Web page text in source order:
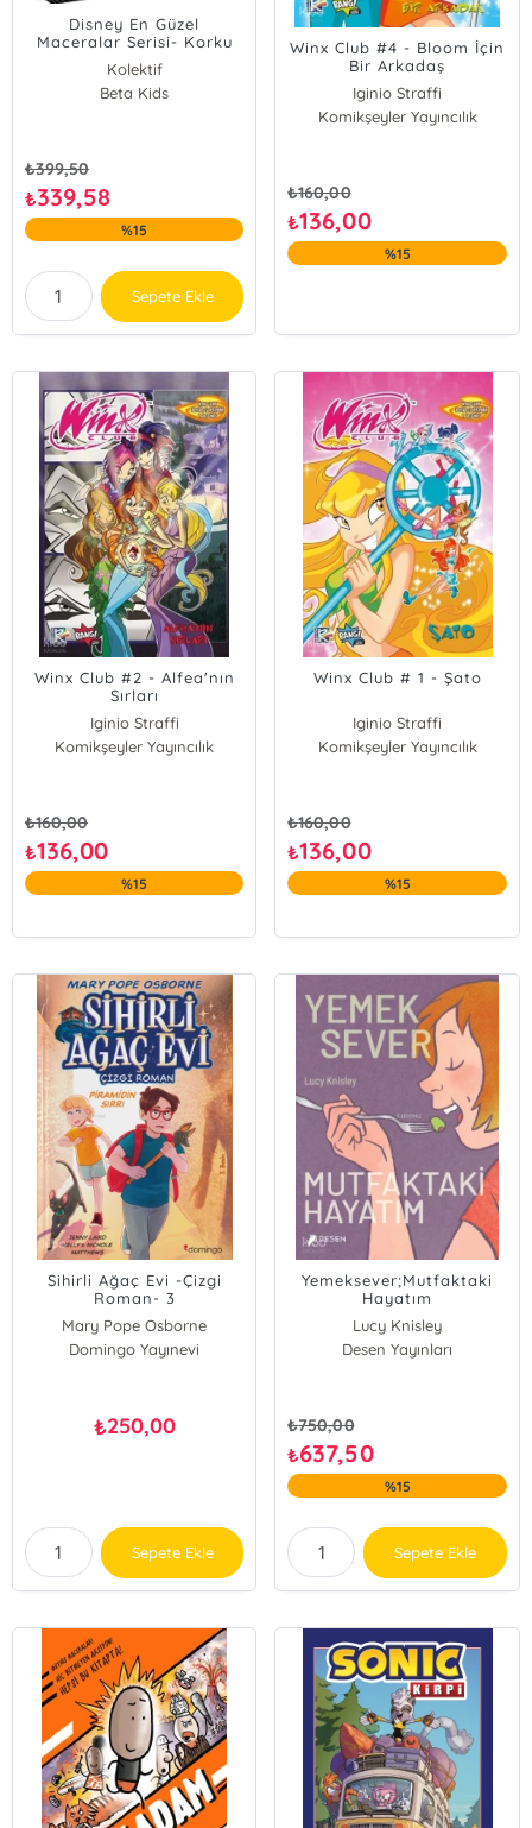
Disney En Güzel
Maceralar Serisi- Korku
Kolektif
Beta Kids
₺399,50
₺339,58
%15
Sepete Ekle
Winx Club #4 - Bloom İçin
Bir Arkadaş
Iginio Straffi
Komikşeyler Yayıncılık
₺160,00
₺136,00
%15
Winx Club #2 - Alfea'nın
Sırları
Iginio Straffi
Komikşeyler Yayıncılık
₺160,00
₺136,00
%15
Winx Club # 1 - Şato
Iginio Straffi
Komikşeyler Yayıncılık
₺160,00
₺136,00
%15
Sihirli Ağaç Evi -Çizgi
Roman- 3
Mary Pope Osborne
Domingo Yayınevi
₺250,00
Sepete Ekle
Yemeksever;Mutfaktaki
Hayatım
Lucy Knisley
Desen Yayınları
₺750,00
₺637,50
%15
Sepete Ekle